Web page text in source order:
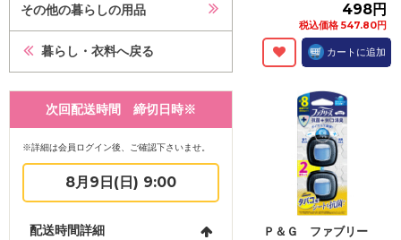
その他の暮らしの用品
暮らし・衣料へ戻る
次回配送時間 締切日時※
※詳細は会員ログイン後、ご確認下さいませ。
8月9日(日) 9:00
配送時間詳細
498円
税込価格 547.80円
カートに追加
Ｐ＆Ｇ ファブリー